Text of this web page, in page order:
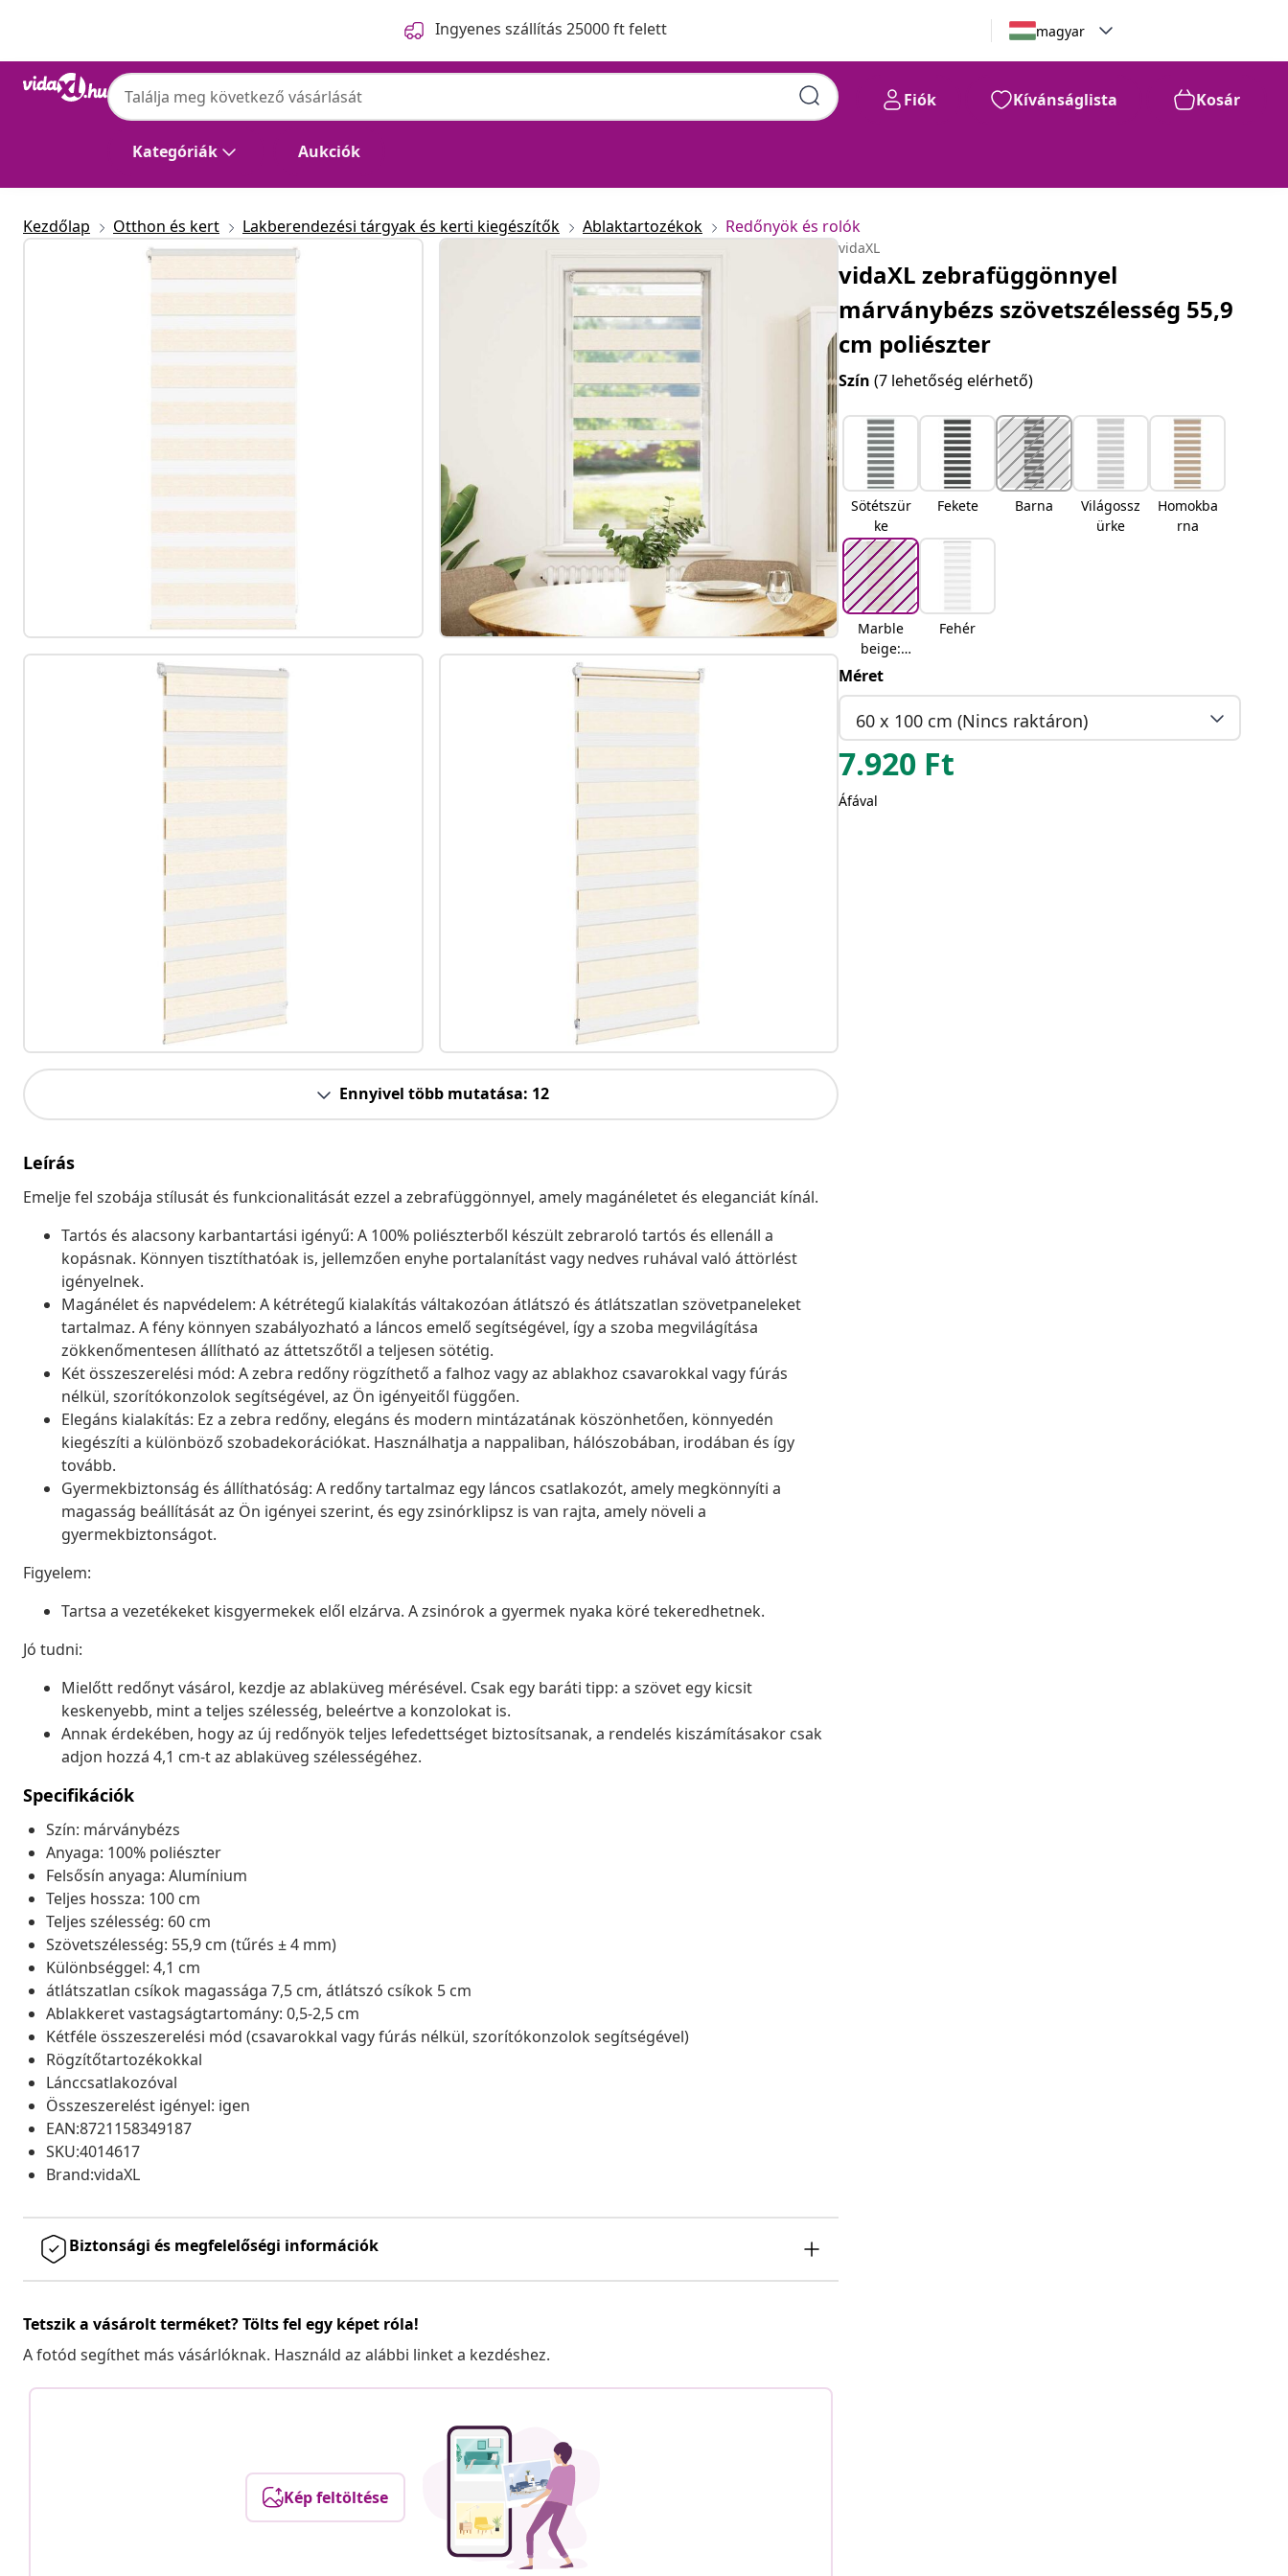
Ingyenes szállítás 25000 ft felett magyar
Kategóriák Aukciók
Fiók Kívánságlista Kosár
vidaXL
vidaXL zebrafüggönnyel márványbézs szövetszélesség 55,9 cm
poliészter
7.920 Ft
Kezdőlap Otthon és kert Lakberendezési tárgyak és kerti kiegészítők Ablaktartozékok Redőnyök és rolók
Ennyivel több mutatása: 12
Leírás
Emelje fel szobája stílusát és funkcionalitását ezzel a zebrafüggönnyel, amely magánéletet és eleganciát kínál.
Tartós és alacsony karbantartási igényű: A 100% poliészterből készült zebraroló tartós és ellenáll a
kopásnak. Könnyen tisztíthatóak is, jellemzően enyhe portalanítást vagy nedves ruhával való áttörlést
igényelnek.
Magánélet és napvédelem: A kétrétegű kialakítás váltakozóan átlátszó és átlátszatlan szövetpaneleket
tartalmaz. A fény könnyen szabályozható a láncos emelő segítségével, így a szoba megvilágítása
zökkenőmentesen állítható az áttetszőtől a teljesen sötétig.
Két összeszerelési mód: A zebra redőny rögzíthető a falhoz vagy az ablakhoz csavarokkal vagy fúrás
nélkül, szorítókonzolok segítségével, az Ön igényeitől függően.
Elegáns kialakítás: Ez a zebra redőny, elegáns és modern mintázatának köszönhetően, könnyedén
kiegészíti a különböző szobadekorációkat. Használhatja a nappaliban, hálószobában, irodában és így
tovább.
Gyermekbiztonság és állíthatóság: A redőny tartalmaz egy láncos csatlakozót, amely megkönnyíti a
magasság beállítását az Ön igényei szerint, és egy zsinórklipsz is van rajta, amely növeli a
gyermekbiztonságot.
Figyelem:
Tartsa a vezetékeket kisgyermekek elől elzárva. A zsinórok a gyermek nyaka köré tekeredhetnek.
Jó tudni:
Mielőtt redőnyt vásárol, kezdje az ablaküveg mérésével. Csak egy baráti tipp: a szövet egy kicsit
keskenyebb, mint a teljes szélesség, beleértve a konzolokat is.
Annak érdekében, hogy az új redőnyök teljes lefedettséget biztosítsanak, a rendelés kiszámításakor csak
adjon hozzá 4,1 cm-t az ablaküveg szélességéhez.
Specifikációk
Szín: márványbézs
Anyaga: 100% poliészter
Felsősín anyaga: Alumínium
Teljes hossza: 100 cm
Teljes szélesség: 60 cm
Szövetszélesség: 55,9 cm (tűrés ± 4 mm)
Különbséggel: 4,1 cm
átlátszatlan csíkok magassága 7,5 cm, átlátszó csíkok 5 cm
Ablakkeret vastagságtartomány: 0,5-2,5 cm
Kétféle összeszerelési mód (csavarokkal vagy fúrás nélkül, szorítókonzolok segítségével)
Rögzítőtartozékokkal
Lánccsatlakozóval
Összeszerelést igényel: igen
EAN:8721158349187
SKU:4014617
Brand:vidaXL
Biztonsági és megfelelőségi információk
Tetszik a vásárolt terméket? Tölts fel egy képet róla!
A fotód segíthet más vásárlóknak. Használd az alábbi linket a kezdéshez.
Kép feltöltése
vidaXL
vidaXL zebrafüggönnyel
márványbézs szövetszélesség 55,9
cm poliészter
Szín(7 lehetőség elérhető)
Sötétszür
ke
Fekete Barna
Világossz
ürke
Homokba
rna
Marble
beige:
Márvány
Fehér
Méret
60 x 100 cm (Nincs raktáron)
7.920 Ft
Áfával